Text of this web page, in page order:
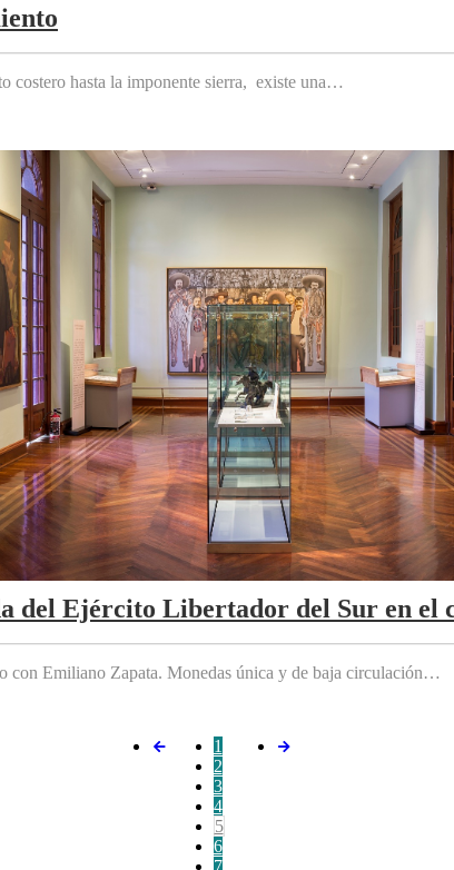
costero hasta la imponente sierra, existe una…
del Ejército Libertador del Sur en el
con Emiliano Zapata. Monedas única y de baja circulación…
1
2
3
4
5
6
7